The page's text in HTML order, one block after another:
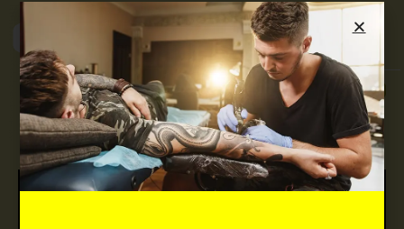
Max Signorello
Tattoo Supply
TUTTO PER IL TUO
TATTOO STUDIO